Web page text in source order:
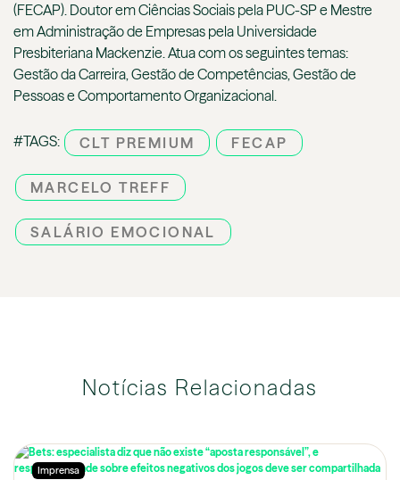
(FECAP). Doutor em Ciências Sociais pela PUC-SP e Mestre
em Administração de Empresas pela Universidade
Presbiteriana Mackenzie. Atua com os seguintes temas:
Gestão da Carreira, Gestão de Competências, Gestão de
Pessoas e Comportamento Organizacional.
#TAGS: CLT PREMIUM FECAP
MARCELO TREFF
SALÁRIO EMOCIONAL
Notícias Relacionadas
Imprensa